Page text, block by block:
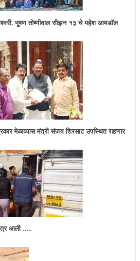
भूषण तोष्णीवाल सीझन १३ चे महेश आयडॉल
मेळाव्यास मंत्री संजय शिरसाट उपस्थित राहणार
आली …..